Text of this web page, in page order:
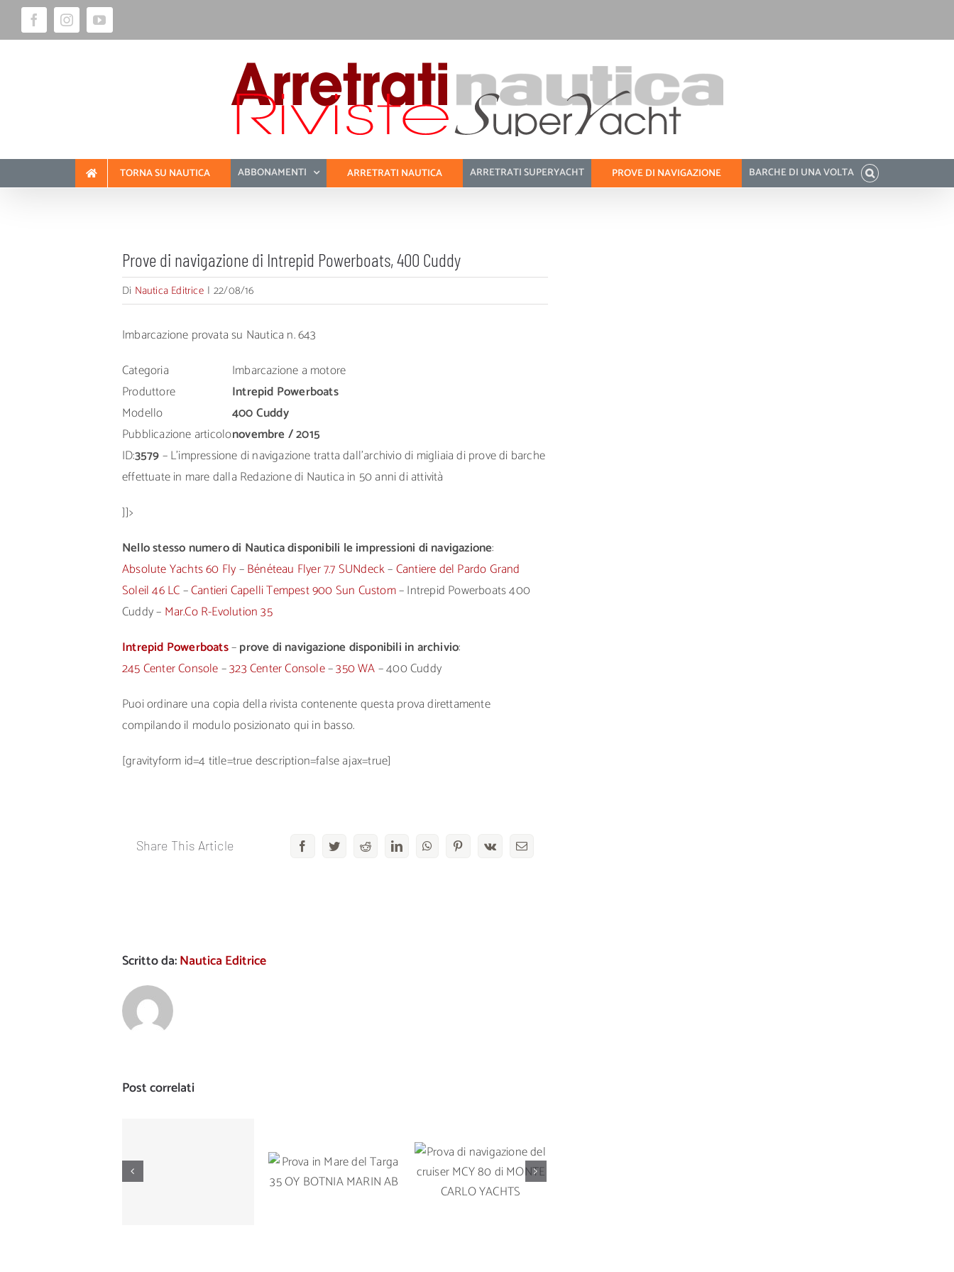
Salta
FacebookInstagramYouTube
TORNA SU NAUTICA ABBONAMENTI ARRETRATI NAUTICA ARRETRATI SUPERYACHT PROVE DI NAVIGAZIONE BARCHE DI UNA VOLTA
Prove di navigazione di Intrepid Powerboats, 400 Cuddy
Di Nautica Editrice | 22/08/16
Imbarcazione provata su Nautica n. 643
Categoria
Imbarcazione a motore
Produttore
Intrepid Powerboats
Modello
400 Cuddy
Pubblicazione articolonovembre / 2015
ID:3579– L’impressione di navigazione tratta dall’archivio di migliaia di prove di barche
effettuate in mare dalla Redazione di Nautica in 50 anni di attività
]]>
Nello stesso numero di Nautica disponibili le impressioni di navigazione:
Absolute Yachts 60 Fly–Bénéteau Flyer 7.7 SUNdeck–Cantiere del Pardo Grand
Soleil 46 LC–Cantieri Capelli Tempest 900 Sun Custom– Intrepid Powerboats 400
Cuddy – Mar.Co R-Evolution 35
Intrepid Powerboats–prove di navigazione disponibili in archivio:
245 Center Console–323 Center Console–350 WA– 400 Cuddy
Puoi ordinare una copia della rivista contenente questa prova direttamente
compilando il modulo posizionato qui in basso.
[gravityform id=4 title=true description=false ajax=true]
Share This Article FacebookTwitterRedditLinkedInWhatsAppPinterestVk Email
Scritto da:Nautica Editrice
Post correlati
Targa 35 OY
Prova di
navigazione del
cruiser MCY 80 di